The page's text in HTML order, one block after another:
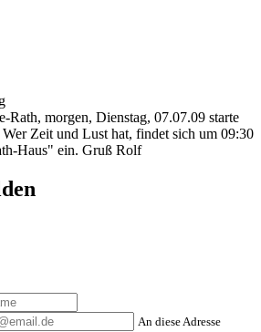
Rath, morgen, Dienstag, 07.07.09 starte
Zeit und Lust hat, findet sich um 09:30
Haus" ein. Gruß Rolf
An diese Adresse